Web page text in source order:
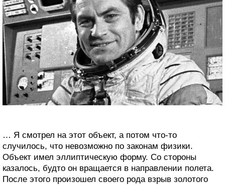
… Я смотрел на этот объект, а потом что-то
случилось, что невозможно по законам физики.
Объект имел эллиптическую форму. Со стороны
казалось, будто он вращается в направлении полета.
После этого произошел своего рода взрыв золотого